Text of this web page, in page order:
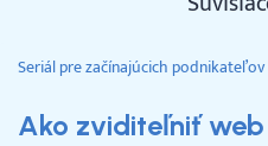
Seriál pre začínajúcich podnikateľov
Ako zviditeľniť